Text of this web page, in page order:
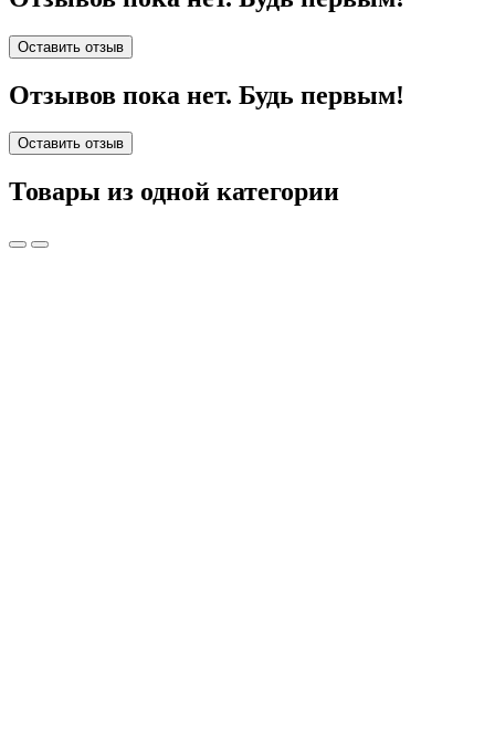
Оставить отзыв
Отзывов пока нет. Будь первым!
Оставить отзыв
Товары из одной категории